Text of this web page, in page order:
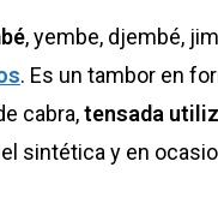
, yembe, djembé,
. Es un tambor en
cabra,tensada
sintética y en